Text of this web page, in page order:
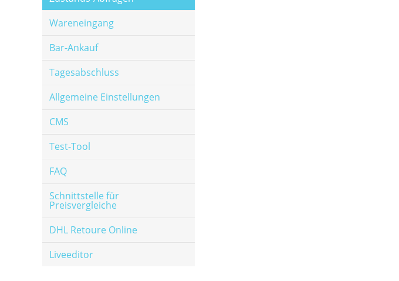
Wareneingang
Bar-Ankauf
Tagesabschluss
Allgemeine Einstellungen
CMS
Test-Tool
FAQ
Schnittstelle für
Preisvergleiche
DHL Retoure Online
Liveeditor